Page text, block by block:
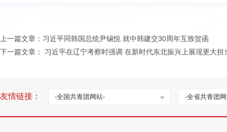
上一篇文章： 习近平同韩国总统尹锡悦 就中韩建交30周年互致贺函
下一篇文章：
习近平在辽宁考察时强调 在新时代东北振兴上展现更大
友情链接： -全国共青团网站- -全省共青团